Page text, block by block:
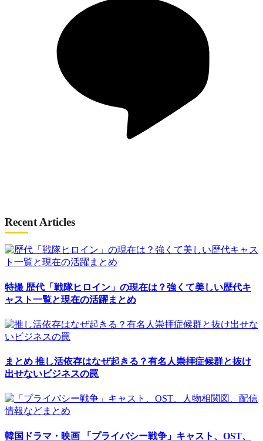
Recent Articles
特撮 歴代「戦隊ヒロイン」の現在は？強くて美しい歴代キ
ャスト一覧と現在の活躍まとめ
まとめ 推し活依存はなぜ起きる？有名人崇拝症候群と抜け
出せないビジネスの罠
韓国ドラマ・映画 「プライバシー戦争」キャスト、OST、